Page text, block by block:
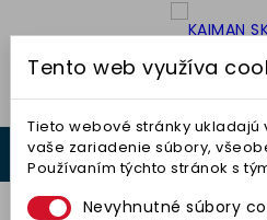

Tento web využíva
Tieto webové stránky ukladajú
vaše zariadenie súbory,
Používaním týchto stránok s
Nevyhnutné súbory